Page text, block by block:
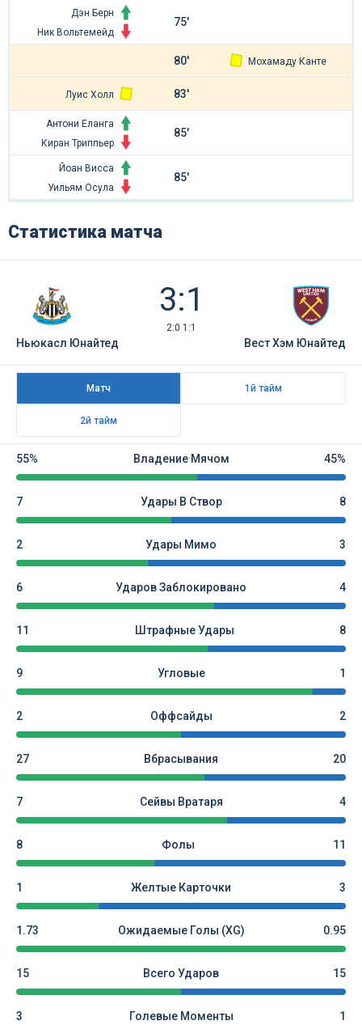
Дэн Берн
Ник Вольтемейд
75'
80' Мохамаду Канте
Луис Холл 83'
Антони Еланга
Киран Триппьер
85'
Йоан Висса
Уильям Осула
85'
Статистика матча
3:1
2:0 1:1
Ньюкасл Юнайтед Вест Хэм Юнайтед
Матч 1й тайм
2й тайм
55% Владение Мячом 45%
7 Удары В Створ 8
2 Удары Мимо 3
6 Ударов Заблокировано 4
11 Штрафные Удары 8
9 Угловые 1
2 Оффсайды 2
27 Вбрасывания 20
7 Сейвы Вратаря 4
8 Фолы 11
1 Желтые Карточки 3
1.73 Ожидаемые Голы (xG) 0.95
15 Всего Ударов 15
3 Голевые Моменты 1